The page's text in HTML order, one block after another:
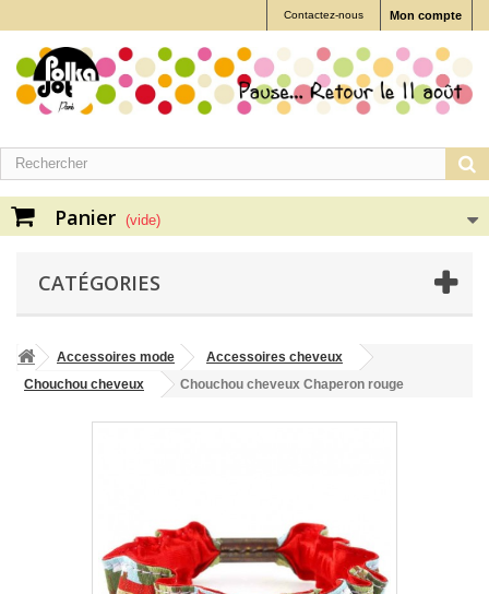
Mon compte
Contactez-nous
Panier (vide)
CATÉGORIES
Accessoires mode
Accessoires cheveux
Chouchou cheveux
Chouchou cheveux Chaperon rouge